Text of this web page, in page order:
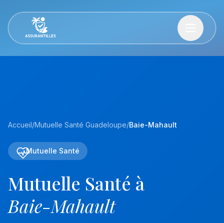
Accueil/Mutuelle Santé Guadeloupe/Baie-Mahault
Mutuelle Santé
Mutuelle Santé à
Baie-Mahault